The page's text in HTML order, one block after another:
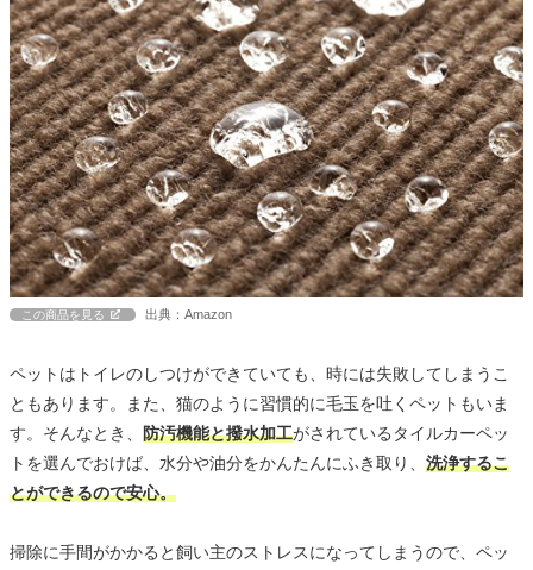
この商品を見る 出典：Amazon
ペットはトイレのしつけができていても、時には失敗してしまうこ
ともあります。また、猫のように習慣的に毛玉を吐くペットもいま
す。そんなとき、 防汚機能と撥水加工がされているタイルカーペッ
トを選んでおけば、水分や油分をかんたんにふき取り、 洗浄するこ
とができるので安心。
掃除に手間がかかると飼い主のストレスになってしまうので、ペッ